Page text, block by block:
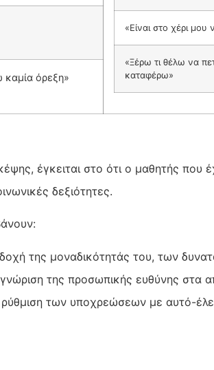
«Είναι στο χέρι
«Ξέρω τι θέλω να
καταφέρω»
όρεξη»
έγκειται στο ότι ο μαθητής που
δεξιότητες.
της μοναδικότητάς του, των
της προσωπικής ευθύνης στα
των υποχρεώσεων με αυτό-